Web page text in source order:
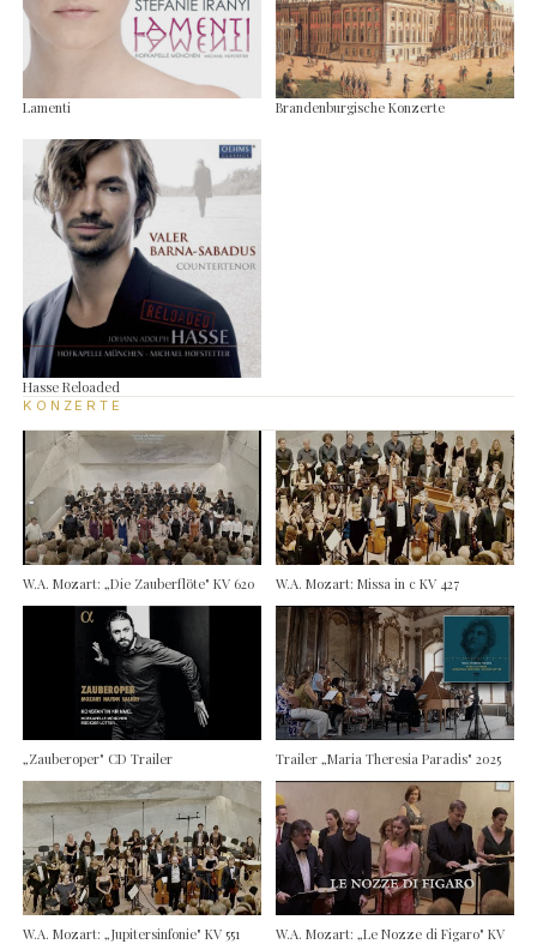
Lamenti Brandenburgische Konzerte
Hasse Reloaded
KONZERTE
W.A. Mozart: „Die Zauberflöte" KV 620 W.A. Mozart: Missa in c KV 427
„Zauberoper" CD Trailer Trailer „Maria Theresia Paradis" 2025
W.A. Mozart: „Jupitersinfonie" KV 551
W.A. Mozart: „Le Nozze di Figaro" KV